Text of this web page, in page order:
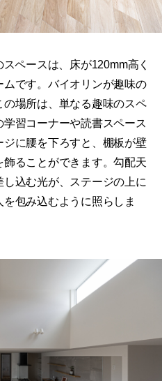
ペースは、床が120mm高く
です。バイオリンが趣味の
場所は、単なる趣味のスペ
習コーナーや読書スペース
に腰を下ろすと、棚板が壁
ることができます。勾配天
込む光が、ステージの上に
包み込むように照らしま